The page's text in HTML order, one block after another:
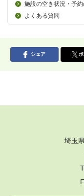
施設の空き状況・予
よくある質問
シェア
埼玉